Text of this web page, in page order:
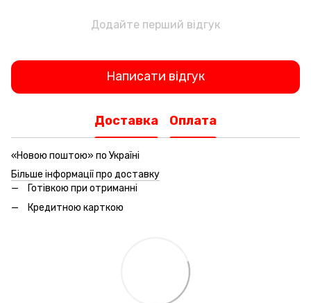
Додайте перший відгук
Написати відгук
Доставка Оплата
«Новою поштою» по Україні
Більше інформації про доставку
Готівкою при отриманні
Кредитною карткою